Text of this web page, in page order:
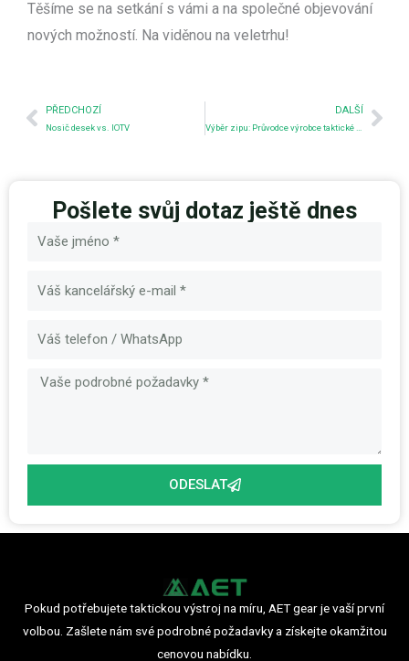
Těšíme se na setkání s vámi a na společné objevování
nových možností. Na viděnou na veletrhu!
Předchozí
PŘEDCHOZÍ
Nosič desek vs. IOTV
DALŠÍ
Pošlete svůj dotaz ještě dnes
Název
Zpráva
ODESLAT
Pokud potřebujete taktickou výstroj na míru, AET gear je vaší první
volbou. Zašlete nám své podrobné požadavky a získejte okamžitou
cenovou nabídku.